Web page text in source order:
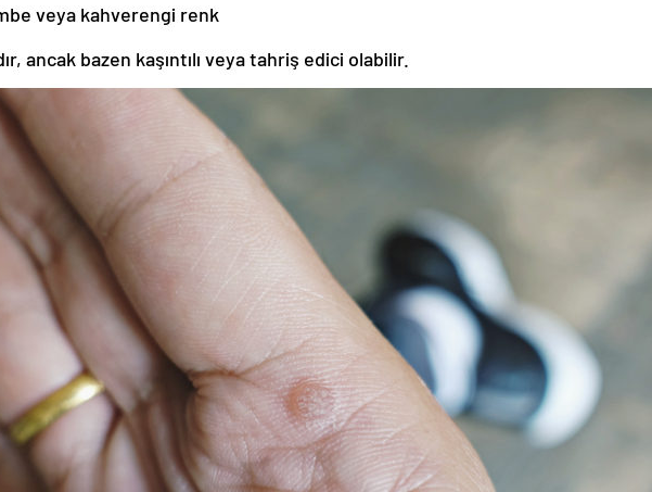
veya kahverengi renk
ancak bazen kaşıntılı veya tahriş edici olabilir.